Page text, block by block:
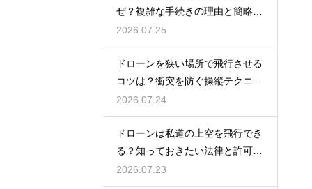
ぜ？複雑な手続きの理由と簡略化
の動向
2026.07.25
ドローンを狭い場所で飛行させる
コツは？衝突を防ぐ操縦テクニッ
クを解説
2026.07.24
ドローンは私道の上空を飛行でき
る？知っておきたい法律と許可の
ルール
2026.07.23